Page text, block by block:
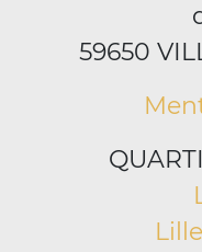
59650